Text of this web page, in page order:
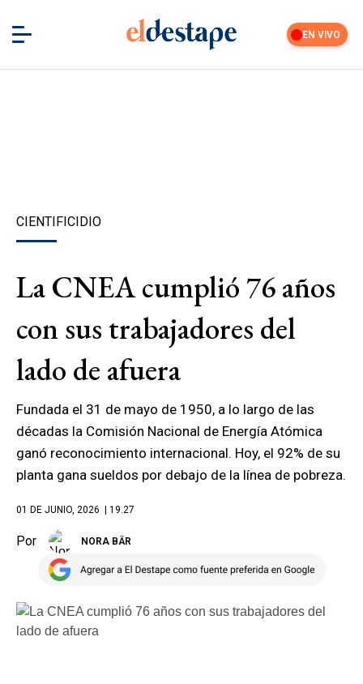
EN VIVO
CIENTIFICIDIO
La CNEA cumplió 76 años
con sus trabajadores del
lado de afuera
Fundada el 31 de mayo de 1950, a lo largo de las
décadas la Comisión Nacional de Energía Atómica
ganó reconocimiento internacional. Hoy, el 92% de su
planta gana sueldos por debajo de la línea de pobreza.
01 DE JUNIO, 2026 | 19.27
Por NORA BÄR